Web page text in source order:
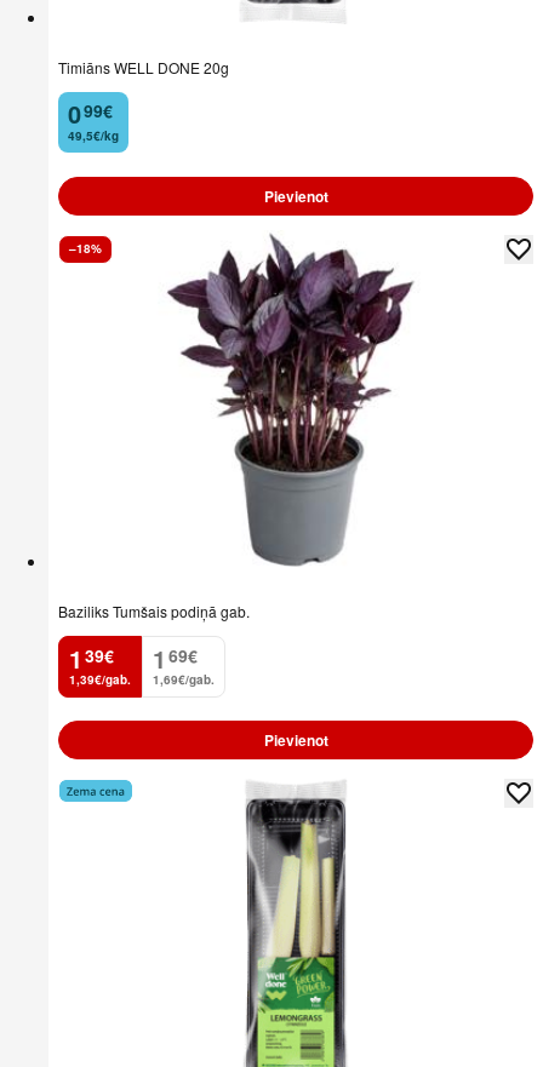
Timiāns WELL DONE 20g
0
. 99€
49,5€/kg
Pievienot
–18%
Baziliks Tumšais podiņā gab.
1
. 39€
1,39€/gab.
1
. 69€
1,69€/gab.
Pievienot